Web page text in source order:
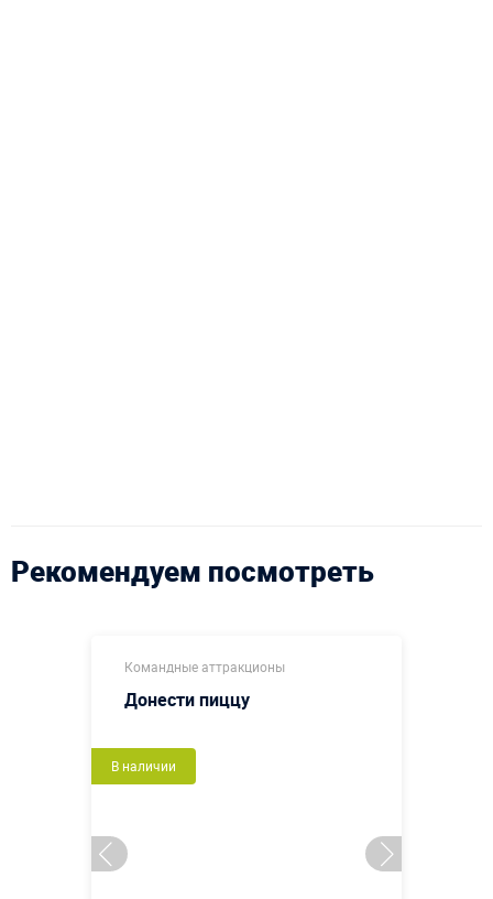
Рекомендуем посмотреть
Командные аттракционы
Донести пиццу
В наличии